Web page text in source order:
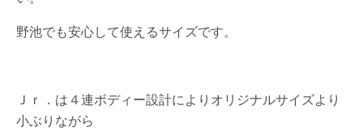
野池でも安心して使えるサイズです。
Ｊｒ．は４連ボディー設計によりオリジナルサイズより
小ぶりながら